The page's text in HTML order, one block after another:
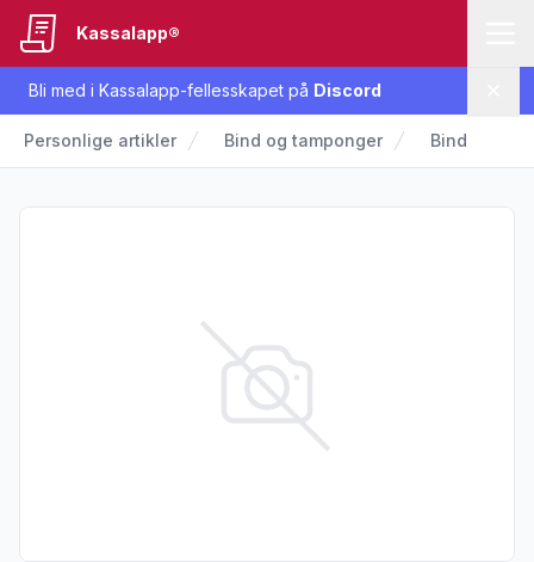
Bli med i Kassalapp-fellesskapet på Discord
Kassalapp®
Personlige artikler Bind og tamponger Bind